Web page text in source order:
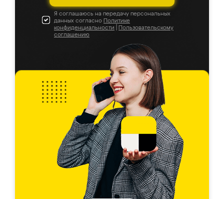
Я соглашаюсь на передачу персональных
данных согласно Политике
конфиденциальности
Пользовательскому
соглашению